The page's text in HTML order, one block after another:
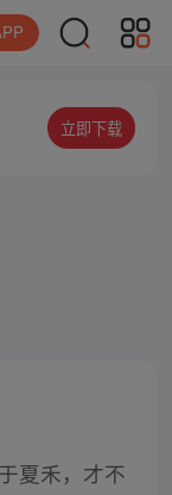
立即下载
夏禾，才不